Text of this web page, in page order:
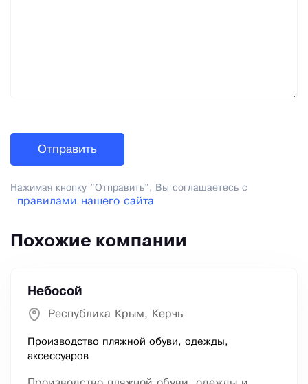
Нажимая кнопку "Отправить", Вы соглашаетесь с
правилами нашего сайта
Похожие компании
Небосой
Республика Крым, Керчь
Производство пляжной обуви, одежды,
аксессуаров